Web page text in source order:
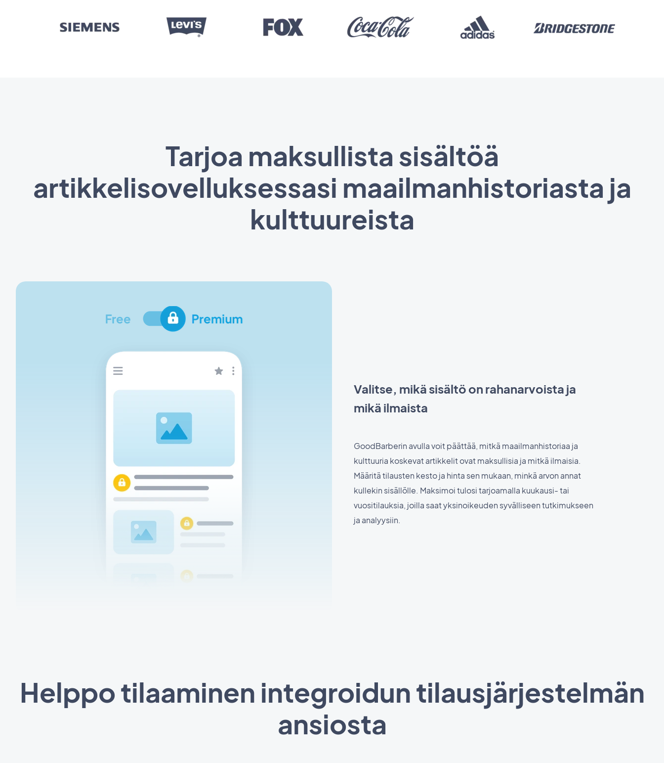
Tarjoa maksullista sisältöä
artikkelisovelluksessasi maailmanhistoriasta ja
kulttuureista
Valitse, mikä sisältö on rahanarvoista ja
mikä ilmaista
GoodBarberin avulla voit päättää, mitkä maailmanhistoriaa ja
kulttuuria koskevat artikkelit ovat maksullisia ja mitkä ilmaisia.
Määritä tilausten kesto ja hinta sen mukaan, minkä arvon annat
kullekin sisällölle. Maksimoi tulosi tarjoamalla kuukausi- tai
vuositilauksia, joilla saat yksinoikeuden syvälliseen tutkimukseen
ja analyysiin.
Helppo tilaaminen integroidun tilausjärjestelmän
ansiosta